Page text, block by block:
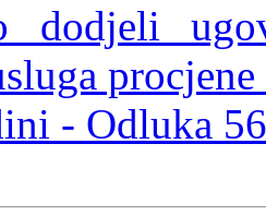
dodjeli
- Odluka